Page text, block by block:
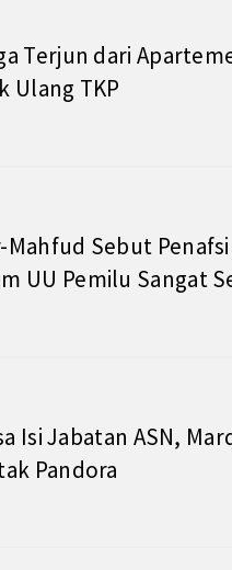
Terjun dari
Ulang TKP
Sebut
UU Pemilu Sangat
Isi Jabatan ASN,
Pandora